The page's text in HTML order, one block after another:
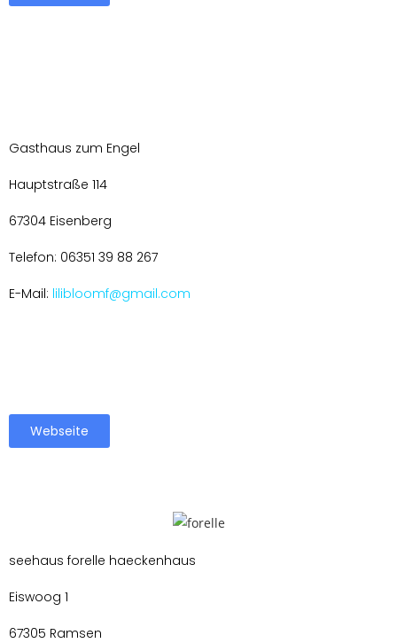
Gasthaus zum Engel
Hauptstraße 114
67304 Eisenberg
Telefon: 06351 39 88 267
E-Mail: lilibloomf@gmail.com
Webseite
seehaus forelle haeckenhaus
Eiswoog 1
67305 Ramsen